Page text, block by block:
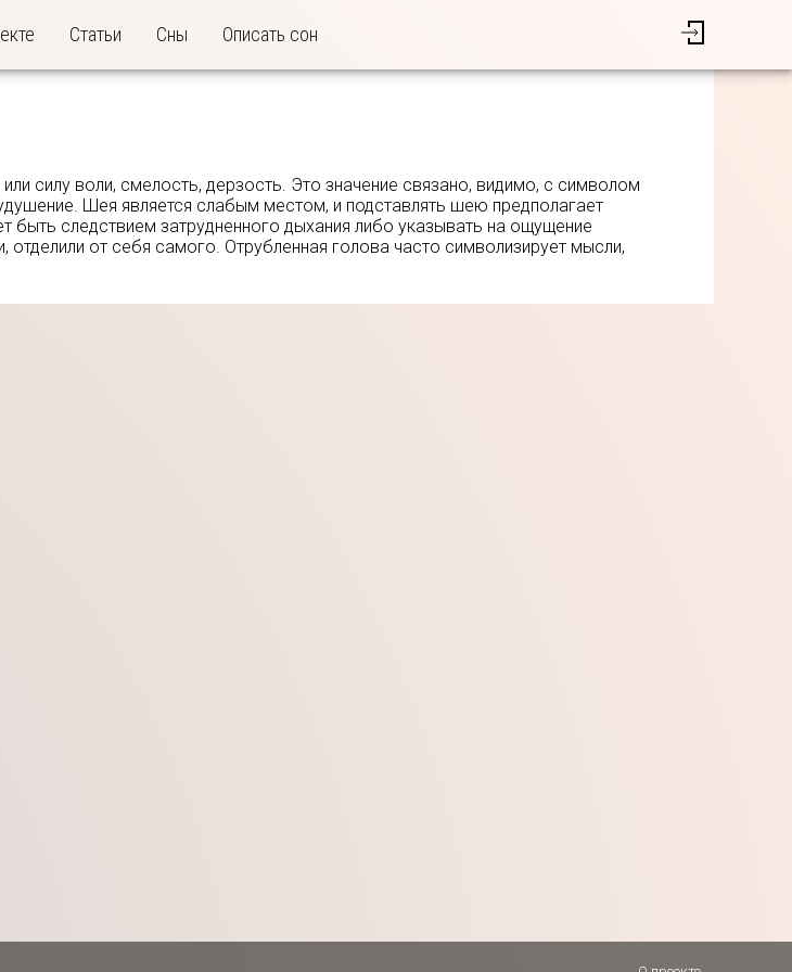
Статьи Сны Описать сон
силу воли, смелость, дерзость. Это значение связано, видимо, с символом
Шея является слабым местом, и подставлять шею предполагает
следствием затрудненного дыхания либо указывать на ощущение
от себя самого. Отрубленная голова часто символизирует мысли,